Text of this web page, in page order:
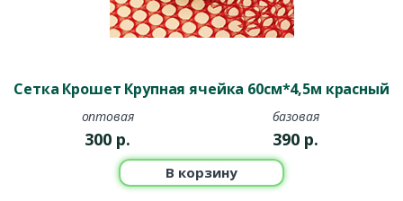
Сетка Крошет Крупная ячейка 60см*4,5м красный
оптовая
300 р.
базовая
390 р.
В корзину